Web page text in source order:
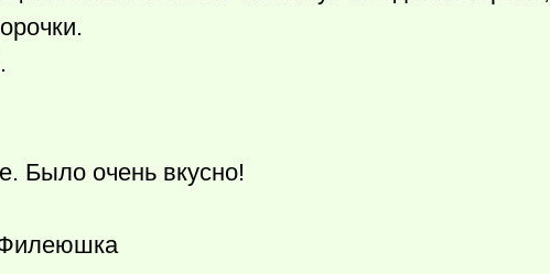
Было очень вкусно!